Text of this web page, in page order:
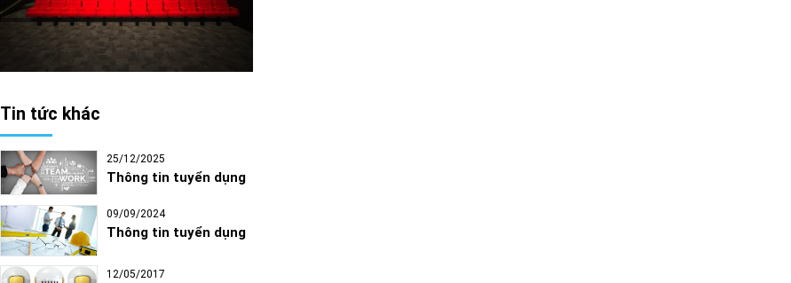
Tin tức khác
25/12/2025
Thông tin tuyển dụng
09/09/2024
Thông tin tuyển dụng
12/05/2017